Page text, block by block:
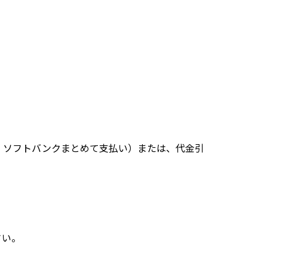
フトバンクまとめて支払い）または、代金引
。